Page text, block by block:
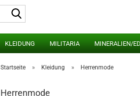
KLEIDUNG MILITARIA MINERALIEN/
Startseite » Kleidung » Herrenmode
Herrenmode